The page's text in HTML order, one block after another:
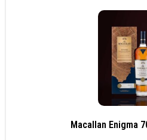
Macallan Enigma